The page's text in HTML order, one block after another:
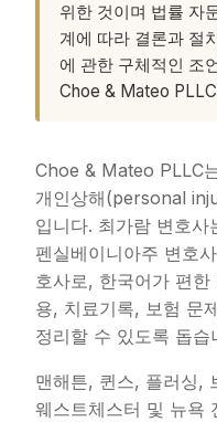
위한 것이며 법률 자
계에 따라 결론과 절
에 관한 구체적인 조
Choe & Mateo
Choe & Mateo PLLC
개인상해(personal
입니다. 최가람 변호
펜실베이니아주 변호
호사로, 한국어가 편
용, 치료기록, 보험 문
정리할 수 있도록 돕습
맨해튼, 퀸스, 플러싱,
웨스트체스터 및 뉴욕